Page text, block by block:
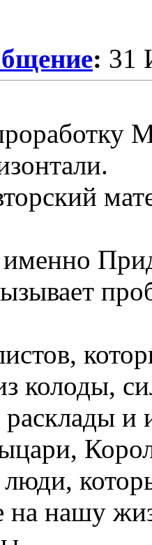
: 31
именно
колоды,
расклады и
люди,
на нашу